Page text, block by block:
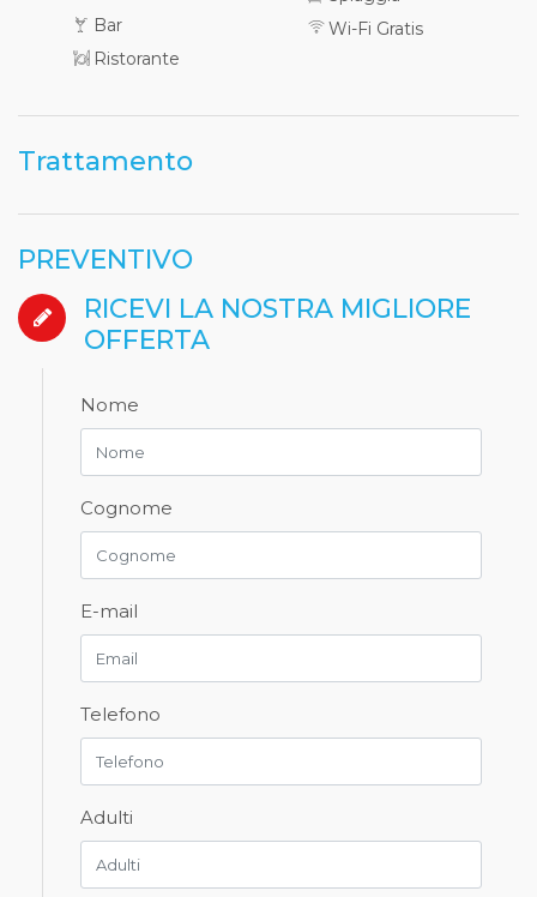
Bar
Ristorante
Wi-Fi Gratis
Trattamento
PREVENTIVO
RICEVI LA NOSTRA MIGLIORE
OFFERTA
Nome
Cognome
E-mail
Telefono
Adulti